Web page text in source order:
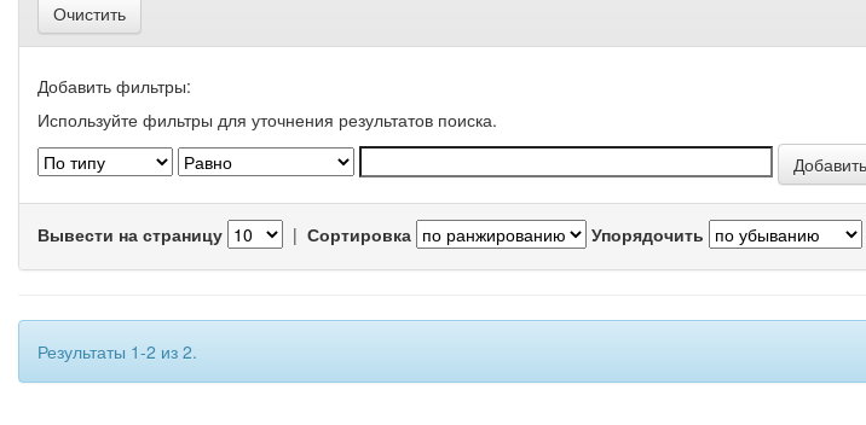
Очистить
Добавить фильтры:
Используйте фильтры для уточнения результатов поиска.
Вывести на страницу | Сортировка Упорядочить
Результаты 1-2 из 2.